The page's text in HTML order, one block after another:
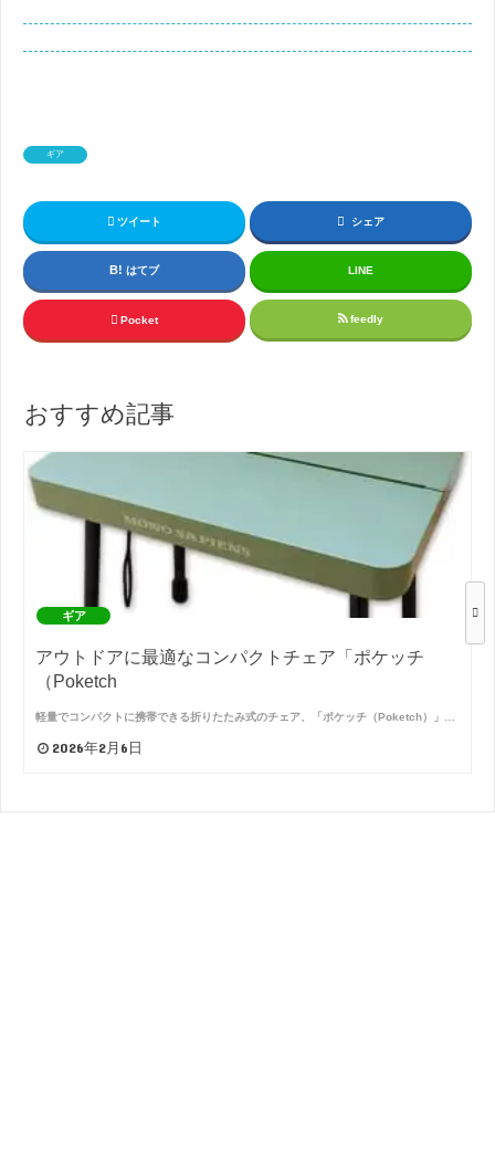
ギア
ツイート シェア
はてブ LINE
Pocket feedly
おすすめ記事
ギア
アウトドアに最適なコンパクトチェア「ポケッチ
（Poketch
軽量でコンパクトに携帯できる折りたたみ式のチェア、「ポケッチ（Poketch）」…
2026年2月6日